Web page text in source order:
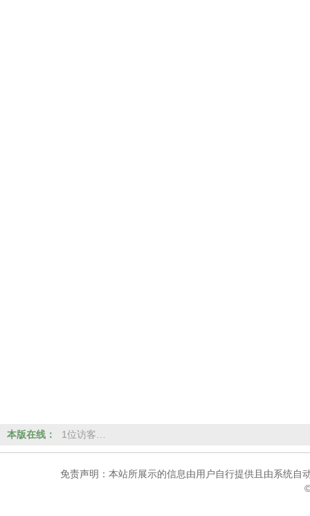
本版在线： 1位访客…
免责声明：本站所展示的信息由用户自行提供且由系统